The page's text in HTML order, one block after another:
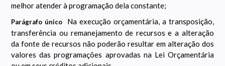
melhor atender à programação dela constante;
Parágrafo único
Na execução orçamentária, a transposição,
transferência ou remanejamento de recursos e a alteração
da fonte de recursos não poderão resultar em alteração dos
valores das programações aprovadas na Lei Orçamentária